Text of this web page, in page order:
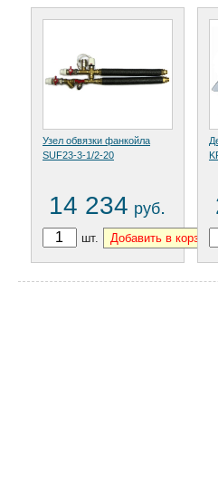
Узел обвязки фанкойла
SUF23-3-1/2-20
14 234 руб.
шт.